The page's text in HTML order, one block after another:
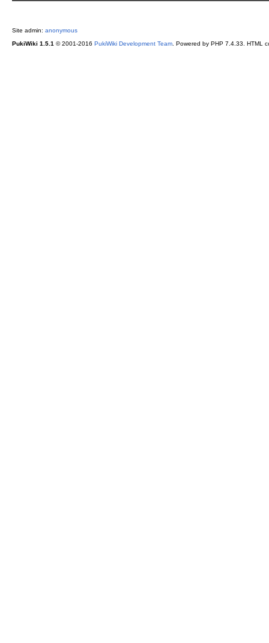
Site admin: anonymous
PukiWiki 1.5.1 © 2001-2016 PukiWiki Development Team. Powered by PHP 7.4.33. HTML